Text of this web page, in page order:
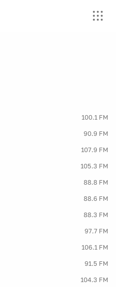
100.1 FM
90.9 FM
107.9 FM
105.3 FM
88.8 FM
88.6 FM
88.3 FM
97.7 FM
106.1 FM
91.5 FM
104.3 FM